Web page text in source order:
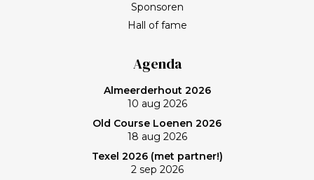
Sponsoren
Hall of fame
Agenda
Almeerderhout 2026
10 aug 2026
Old Course Loenen 2026
18 aug 2026
Texel 2026 (met partner!)
2 sep 2026